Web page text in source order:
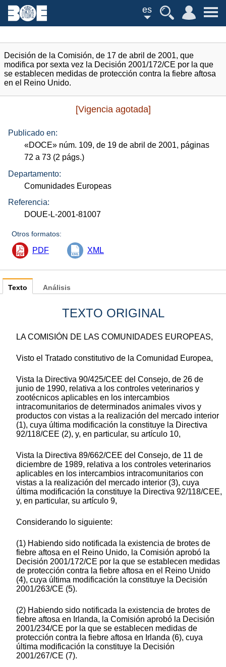
es
Decisión de la Comisión, de 17 de abril de 2001, que
modifica por sexta vez la Decisión 2001/172/CE por la que
se establecen medidas de protección contra la fiebre aftosa
en el Reino Unido.
[Vigencia agotada]
Publicado en:
«DOCE» núm. 109, de 19 de abril de 2001, páginas
72 a 73 (2 págs.)
Departamento:
Comunidades Europeas
Referencia:
DOUE-L-2001-81007
Otros formatos:
PDF XML
Texto
TEXTO ORIGINAL
LA COMISIÓN DE LAS COMUNIDADES EUROPEAS,
Visto el Tratado constitutivo de la Comunidad Europea,
Vista la Directiva 90/425/CEE del Consejo, de 26 de
junio de 1990, relativa a los controles veterinarios y
zootécnicos aplicables en los intercambios
intracomunitarios de determinados animales vivos y
productos con vistas a la realización del mercado interior
(1), cuya última modificación la constituye la Directiva
92/118/CEE (2), y, en particular, su artículo 10,
Vista la Directiva 89/662/CEE del Consejo, de 11 de
diciembre de 1989, relativa a los controles veterinarios
aplicables en los intercambios intracomunitarios con
vistas a la realización del mercado interior (3), cuya
última modificación la constituye la Directiva 92/118/CEE,
y, en particular, su artículo 9,
Considerando lo siguiente:
(1) Habiendo sido notificada la existencia de brotes de
fiebre aftosa en el Reino Unido, la Comisión aprobó la
Decisión 2001/172/CE por la que se establecen medidas
de protección contra la fiebre aftosa en el Reino Unido
(4), cuya última modificación la constituye la Decisión
2001/263/CE (5).
(2) Habiendo sido notificada la existencia de brotes de
fiebre aftosa en Irlanda, la Comisión aprobó la Decisión
2001/234/CE por la que se establecen medidas de
protección contra la fiebre aftosa en Irlanda (6), cuya
última modificación la constituye la Decisión
2001/267/CE (7).
Análisis